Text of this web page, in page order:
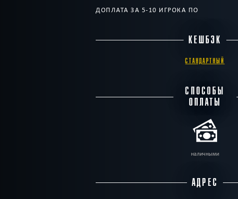
ДОПЛАТА ЗА 5-10 ИГРОКА ПО
КЕШБЭК
СТАНДАРТНЫЙ
СПОСОБЫ
ОПЛАТЫ
наличными
АДРЕС